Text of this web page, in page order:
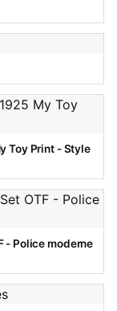
Toy Print - Style
- Police moderne